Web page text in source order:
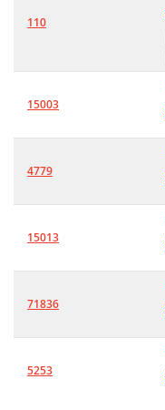
110
15003
4779
15013
71836
5253